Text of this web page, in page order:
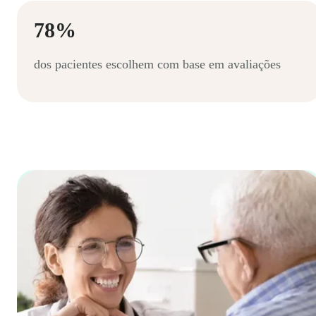
78%
dos pacientes escolhem com base em avaliações